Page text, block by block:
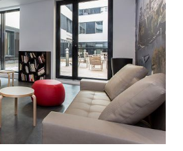
Colocation
Chercher